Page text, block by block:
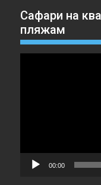
Сафари на
пляжам
00:00